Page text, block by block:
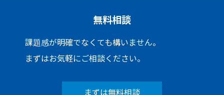
無料相談
課題感が明確でなくても構いません。
まずはお気軽にご相談ください。
まずは無料相談